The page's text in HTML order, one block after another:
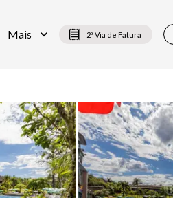
Mais 2ª Via de Fatura